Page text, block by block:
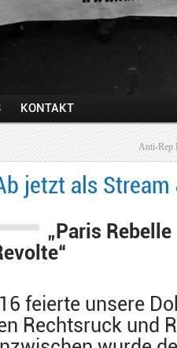
KONTAKT
Anti-Rep
jetzt als
„Paris
feierte unsere
Rechtsruck und